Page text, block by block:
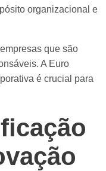
organizacional e
que são
A Euro
é crucial para